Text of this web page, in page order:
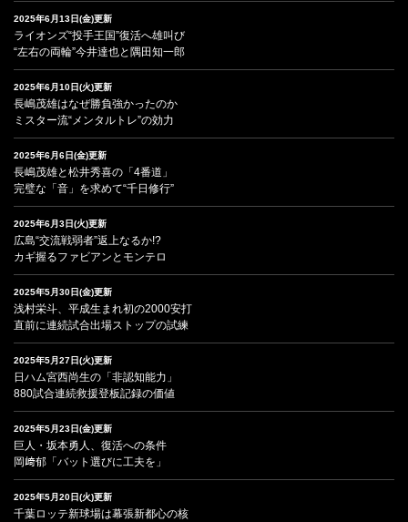
2025年6月13日(金)更新
ライオンズ“投手王国”復活へ雄叫び
“左右の両輪”今井達也と隅田知一郎
2025年6月10日(火)更新
長嶋茂雄はなぜ勝負強かったのか
ミスター流“メンタルトレ”の効力
2025年6月6日(金)更新
長嶋茂雄と松井秀喜の「4番道」
完璧な「音」を求めて“千日修行”
2025年6月3日(火)更新
広島“交流戦弱者”返上なるか!?
カギ握るファビアンとモンテロ
2025年5月30日(金)更新
浅村栄斗、平成生まれ初の2000安打
直前に連続試合出場ストップの試練
2025年5月27日(火)更新
日ハム宮西尚生の「非認知能力」
880試合連続救援登板記録の価値
2025年5月23日(金)更新
巨人・坂本勇人、復活への条件
岡﨑郁「バット選びに工夫を」
2025年5月20日(火)更新
千葉ロッテ新球場は幕張新都心の核